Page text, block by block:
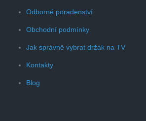
Odborné poradenství
Obchodní podmínky
Jak správně vybrat držák na TV
Kontakty
Blog